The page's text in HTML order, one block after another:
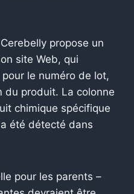
propose un
site Web, qui
le numéro de lot,
du produit. La colonne
chimique spécifique
été détecté dans
pour les parents –